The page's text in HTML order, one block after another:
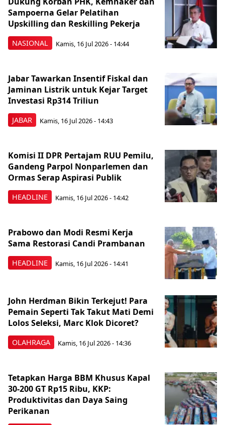
NASIONAL
Sampoerna Gelar Pelatihan
Upskilling dan Reskilling Pekerja
Kamis, 16 Jul 2026 - 14:44
JABAR
Jabar Tawarkan Insentif Fiskal dan
Jaminan Listrik untuk Kejar Target
Investasi Rp314 Triliun
Kamis, 16 Jul 2026 - 14:43
HEADLINE
Komisi II DPR Pertajam RUU Pemilu,
Gandeng Parpol Nonparlemen dan
Ormas Serap Aspirasi Publik
Kamis, 16 Jul 2026 - 14:42
HEADLINE
Prabowo dan Modi Resmi Kerja
Sama Restorasi Candi Prambanan
Kamis, 16 Jul 2026 - 14:41
OLAHRAGA
John Herdman Bikin Terkejut! Para
Pemain Seperti Tak Takut Mati Demi
Lolos Seleksi, Marc Klok Dicoret?
Kamis, 16 Jul 2026 - 14:36
Tetapkan Harga BBM Khusus Kapal
30-200 GT Rp15 Ribu, KKP:
Produktivitas dan Daya Saing
Perikanan